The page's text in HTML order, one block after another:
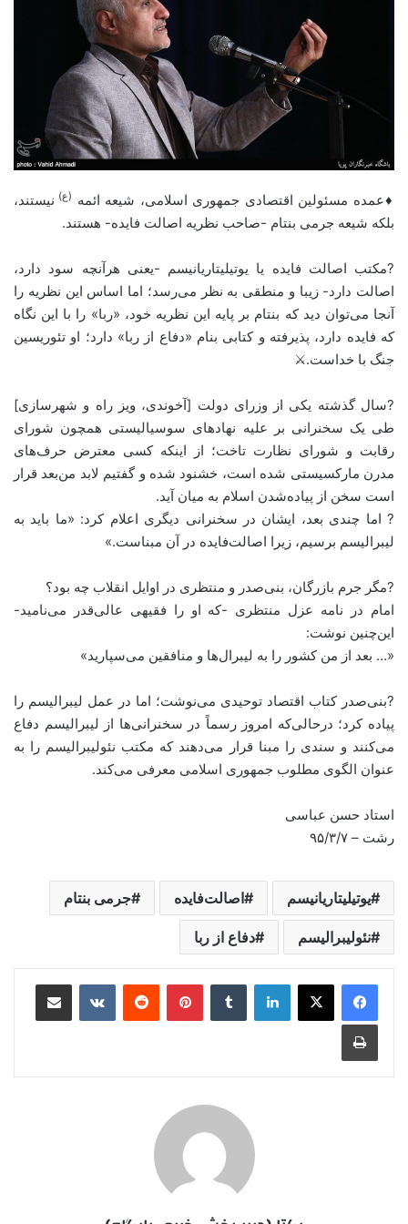
♦️عمده مسئولین اقتصادی جمهوری اسلامی، شیعه ائمه (ع) نیستند،
بلکه شیعه جرمی بنتام -صاحب نظریه اصالت فایده- هستند.
?مکتب اصالت فایده یا یوتیلیتاریانیسم -یعنی هرآنچه سود دارد،
اصالت دارد- زیبا و منطقی به نظر می‌رسد؛ اما اساس این نظریه را
آنجا می‌توان دید که بنتام بر پایه این نظریه خود، «ربا» را با این نگاه
که فایده دارد، پذیرفته و کتابی بنام «دفاع از ربا» دارد؛ او تئوریسین
جنگ با خداست.⚔
?سال گذشته یکی از وزرای دولت [آخوندی، ویز راه و شهرسازی]
طی یک سخنرانی بر علیه نهادهای سوسیالیستی همچون شورای
رقابت و شورای نظارت تاخت؛ از اینکه کسی معترض حرف‌های
مدرن مارکسیستی شده است، خشنود شده و گفتیم لابد من‌بعد قرار
است سخن از پیاده‌شدن اسلام به میان آید.
? اما چندی بعد، ایشان در سخنرانی دیگری اعلام کرد: «ما باید به
لیبرالیسم برسیم، زیرا اصالت‌فایده در آن مبناست.»
?مگر جرم بازرگان، بنی‌صدر و منتظری در اوایل انقلاب چه بود؟
امام در نامه عزل منتظری -که او را فقیهی عالی‌قدر می‌نامید-
این‌چنین نوشت:
«… بعد از من کشور را به لیبرال‌ها و منافقین می‌سپارید»
?بنی‌صدر کتاب اقتصاد توحیدی می‌نوشت؛ اما در عمل لیبرالیسم را
پیاده کرد؛ درحالی‌که امروز رسماً در سخنرانی‌ها از لیبرالیسم دفاع
می‌کنند و سندی را مبنا قرار می‌دهند که مکتب نئولیبرالیسم را به
عنوان الگوی مطلوب جمهوری اسلامی معرفی می‌کند.
استاد حسن عباسی
رشت – ۹۵/۳/۷
یوتیلیتاریانیسم اصالت‌فایده جرمی بنتام
نئولیبرالیسم دفاع از ربا
لینکدین ‫تامبلر ‫پین‌ترست‫رددیت ‫VKontakteاشتراک گذاری از طریق ایمیل
چاپ